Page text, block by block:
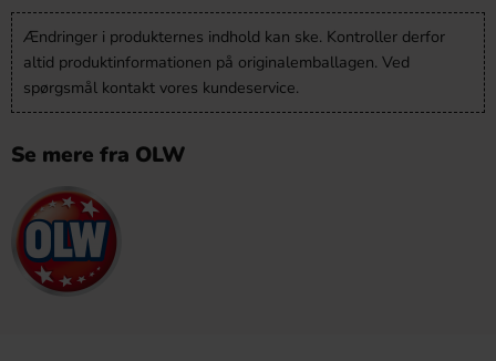
Ændringer i produkternes indhold kan ske. Kontroller derfor
altid produktinformationen på originalemballagen. Ved
spørgsmål kontakt vores kundeservice.
Se mere fra OLW